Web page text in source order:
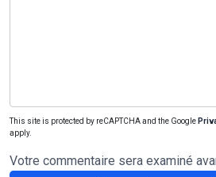
This site is protected by reCAPTCHA and the Google
apply.
Votre commentaire sera examiné